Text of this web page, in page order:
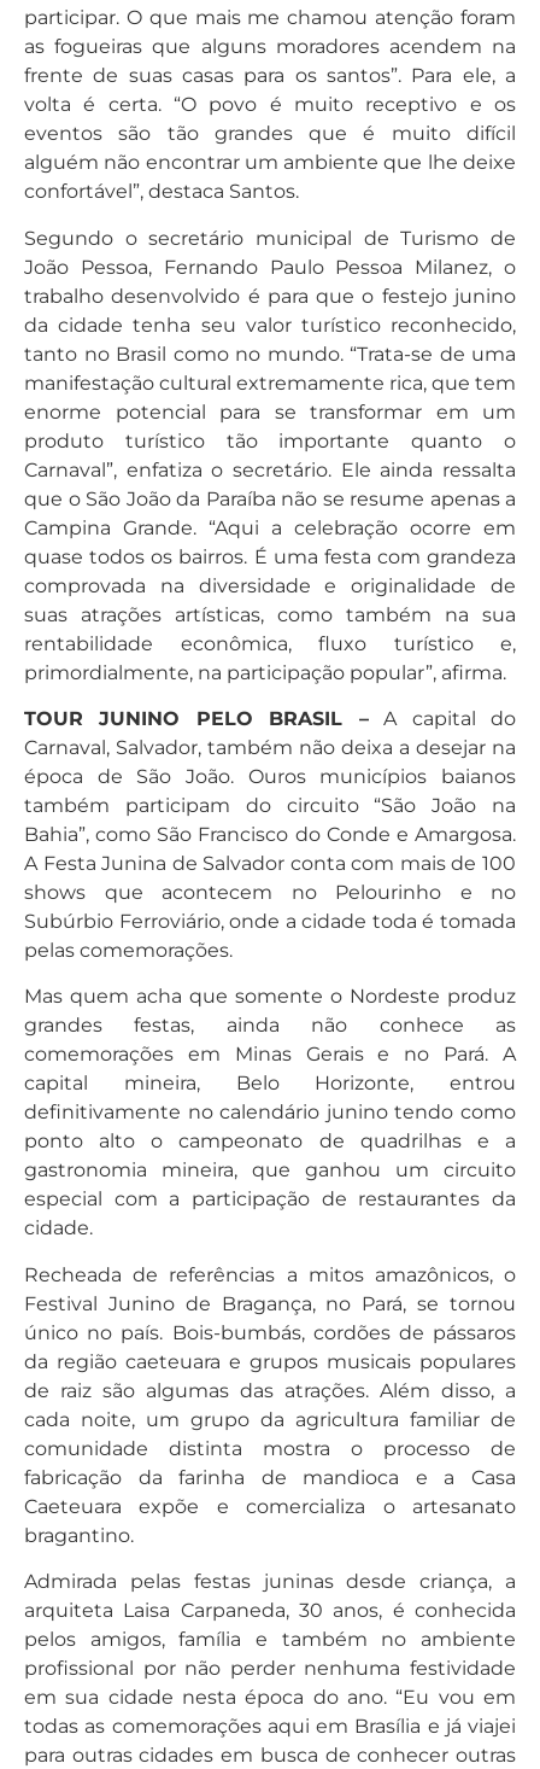
participar. O que mais me chamou atenção foram
as fogueiras que alguns moradores acendem na
frente de suas casas para os santos”. Para ele, a
volta é certa. “O povo é muito receptivo e os
eventos são tão grandes que é muito difícil
alguém não encontrar um ambiente que lhe deixe
confortável”, destaca Santos.
Segundo o secretário municipal de Turismo de
João Pessoa, Fernando Paulo Pessoa Milanez, o
trabalho desenvolvido é para que o festejo junino
da cidade tenha seu valor turístico reconhecido,
tanto no Brasil como no mundo. “Trata-se de uma
manifestação cultural extremamente rica, que tem
enorme potencial para se transformar em um
produto turístico tão importante quanto o
Carnaval”, enfatiza o secretário. Ele ainda ressalta
que o São João da Paraíba não se resume apenas a
Campina Grande. “Aqui a celebração ocorre em
quase todos os bairros. É uma festa com grandeza
comprovada na diversidade e originalidade de
suas atrações artísticas, como também na sua
rentabilidade econômica, fluxo turístico e,
primordialmente, na participação popular”, afirma.
TOUR JUNINO PELO BRASIL –A capital do
Carnaval, Salvador, também não deixa a desejar na
época de São João. Ouros municípios baianos
também participam do circuito “São João na
Bahia”, como São Francisco do Conde e Amargosa.
A Festa Junina de Salvador conta com mais de 100
shows que acontecem no Pelourinho e no
Subúrbio Ferroviário, onde a cidade toda é tomada
pelas comemorações.
Mas quem acha que somente o Nordeste produz
grandes festas, ainda não conhece as
comemorações em Minas Gerais e no Pará. A
capital mineira, Belo Horizonte, entrou
definitivamente no calendário junino tendo como
ponto alto o campeonato de quadrilhas e a
gastronomia mineira, que ganhou um circuito
especial com a participação de restaurantes da
cidade.
Recheada de referências a mitos amazônicos, o
Festival Junino de Bragança, no Pará, se tornou
único no país. Bois-bumbás, cordões de pássaros
da região caeteuara e grupos musicais populares
de raiz são algumas das atrações. Além disso, a
cada noite, um grupo da agricultura familiar de
comunidade distinta mostra o processo de
fabricação da farinha de mandioca e a Casa
Caeteuara expõe e comercializa o artesanato
bragantino.
Admirada pelas festas juninas desde criança, a
arquiteta Laisa Carpaneda, 30 anos, é conhecida
pelos amigos, família e também no ambiente
profissional por não perder nenhuma festividade
em sua cidade nesta época do ano. “Eu vou em
todas as comemorações aqui em Brasília e já viajei
para outras cidades em busca de conhecer outras